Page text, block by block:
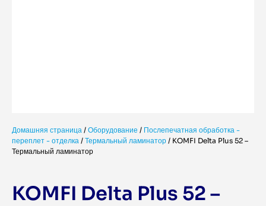
Домашняя страница / Оборудование / Послепечатная обработка -
переплет - отделка / Термальный ламинатор / KOMFI Delta Plus 52 –
Термальный ламинатор
KOMFI Delta Plus 52 –